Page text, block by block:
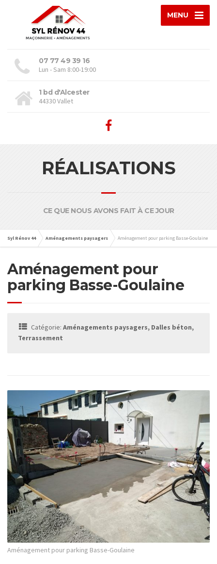
MENU
07 77 49 39 16
Lun - Sam 8:00-19:00
1 bd d'Alcester
44330 Vallet
RÉALISATIONS
CE QUE NOUS AVONS FAIT À CE JOUR
Syl Rénov 44 Aménagements paysagers Aménagement pour parking Basse-Goulaine
Aménagement pour
parking Basse-Goulaine
Catégorie: Aménagements paysagers, Dalles béton,
Terrassement
Aménagement pour parking Basse-Goulaine